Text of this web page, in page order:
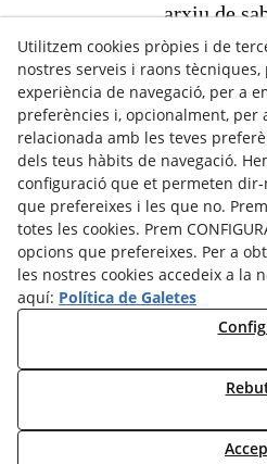
arxiu de
deu de gràcia
llarga vida
“Romiatge a
Avís legal
Política Cookies
Utilitzem cookies pròpies i de
nostres serveis i raons
experiència de navegació, per a
preferències i, opcionalment,
relacionada amb les teves
dels teus hàbits de navegació.
configuració que et permeten dir-
que prefereixes i les que no.
totes les cookies. Prem
opcions que prefereixes. Per a
les nostres cookies accedeix a la
aquí: Política de Galetes